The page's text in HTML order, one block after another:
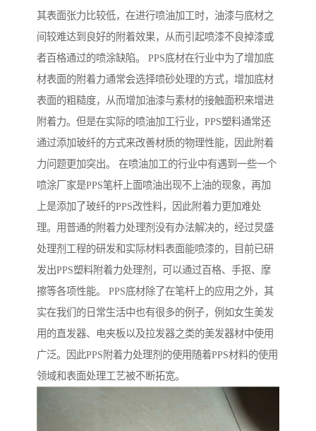
其表面张力比较低，在进行喷油加工时，油漆与底材之
间较难达到良好的附着效果，从而引起喷漆不良掉漆或
者百格通过的喷涂缺陷。 PPS底材在行业中为了增加底
材表面的附着力通常会选择喷砂处理的方式，增加底材
表面的粗糙度，从而增加油漆与素材的接触面积来增进
附着力。但是在实际的喷油加工行业，PPS塑料通常还
通过添加玻纤的方式来改善材质的物理性能，因此附着
力问题更加突出。 在喷油加工的行业中有遇到一些一个
喷涂厂家是PPS笔杆上面喷油出现不上油的现象，再加
上是添加了玻纤的PPS改性料，因此附着力更加难处
理。用普通的附着力处理剂没有办法解决的，经过炅盛
处理剂工程的研发和实际材料表面能喷漆的，目前已研
发出PPS塑料附着力处理剂，可以通过百格、手抠、摩
擦等各项性能。 PPS底材除了在笔杆上的应用之外，其
实在我们的日常生活中也有很多的例子，例如女生美发
用的直发器、电夹板以及拉发器之类的美发器材中使用
广泛。因此PPS附着力处理剂的使用随着PPS材料的使用
领域和表面处理工艺被不断拓宽。